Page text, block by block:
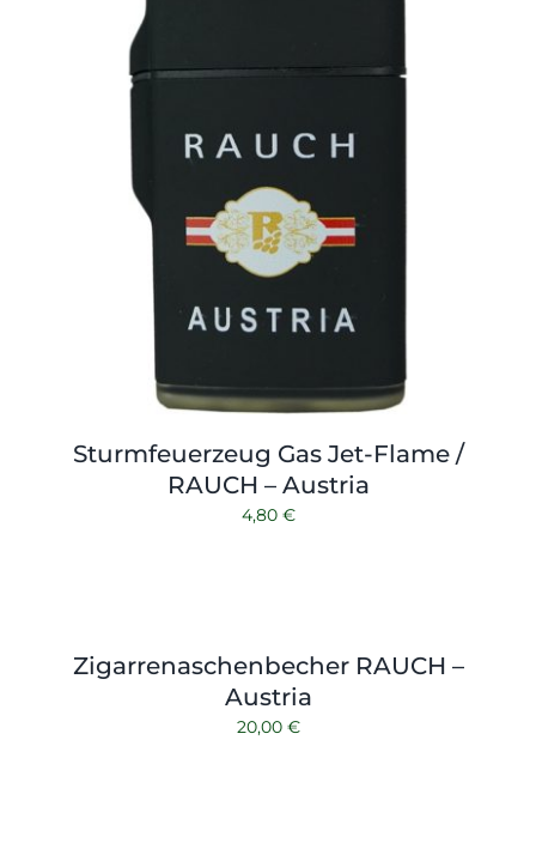
Sturmfeuerzeug Gas Jet-Flame /
RAUCH – Austria
4,80 €
Zigarrenaschenbecher RAUCH –
Austria
20,00 €